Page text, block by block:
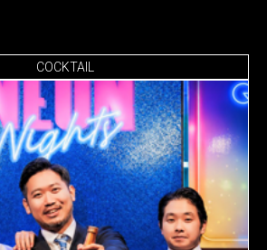
COCKTAIL